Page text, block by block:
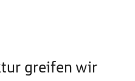
greifen wir